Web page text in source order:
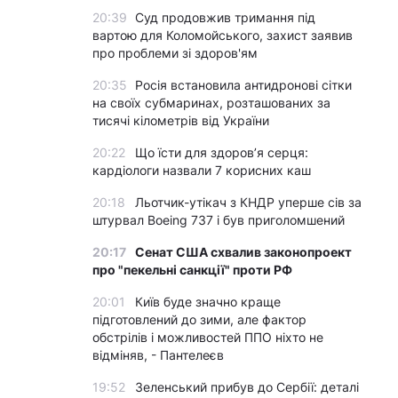
20:39 Суд продовжив тримання під
вартою для Коломойського, захист заявив
про проблеми зі здоров'ям
20:35
Росія встановила антидронові сітки
на своїх субмаринах, розташованих за
тисячі кілометрів від України
20:22
Що їсти для здоров’я серця:
кардіологи назвали 7 корисних каш
20:18
Льотчик-утікач з КНДР уперше сів за
штурвал Boeing 737 і був приголомшений
20:17 Сенат США схвалив законопроект
про "пекельні санкції" проти РФ
20:01
Київ буде значно краще
підготовлений до зими, але фактор
обстрілів і можливостей ППО ніхто не
відміняв, - Пантелеєв
19:52
Зеленський прибув до Сербії: деталі